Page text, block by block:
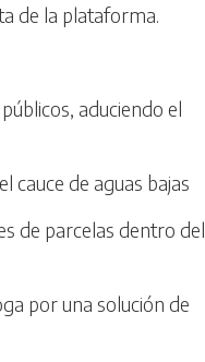
de la plataforma.
aduciendo el
cauce de aguas bajas
de parcelas dentro del
por una solución de